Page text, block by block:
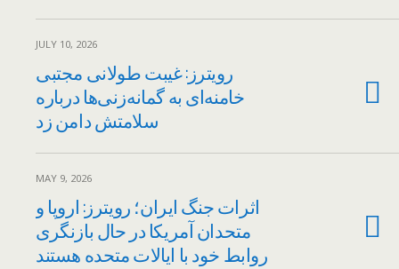
JULY 10, 2026
رویترز: غیبت طولانی مجتبی
خامنه‌ای به گمانه‌زنی‌ها درباره
سلامتش دامن زد
MAY 9, 2026
اثرات جنگ ایران؛ رویترز: اروپا و
متحدان آمریکا در حال بازنگری
روابط خود با ایالات متحده هستند